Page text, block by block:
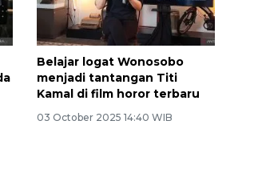
Belajar logat Wonosobo
menjadi tantangan Titi
Kamal di film horor terbaru
03 October 2025 14:40 WIB